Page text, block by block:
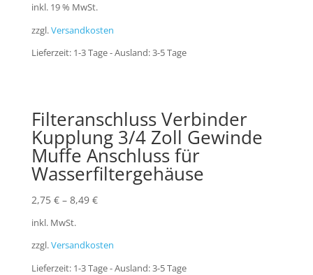
inkl. 19 % MwSt.
zzgl.Versandkosten
Lieferzeit: 1-3 Tage - Ausland: 3-5 Tage
Filteranschluss Verbinder
Kupplung 3/4 Zoll Gewinde
Muffe Anschluss für
Wasserfiltergehäuse
2,75 €– 8,49 €
inkl. MwSt.
zzgl.Versandkosten
Lieferzeit: 1-3 Tage - Ausland: 3-5 Tage